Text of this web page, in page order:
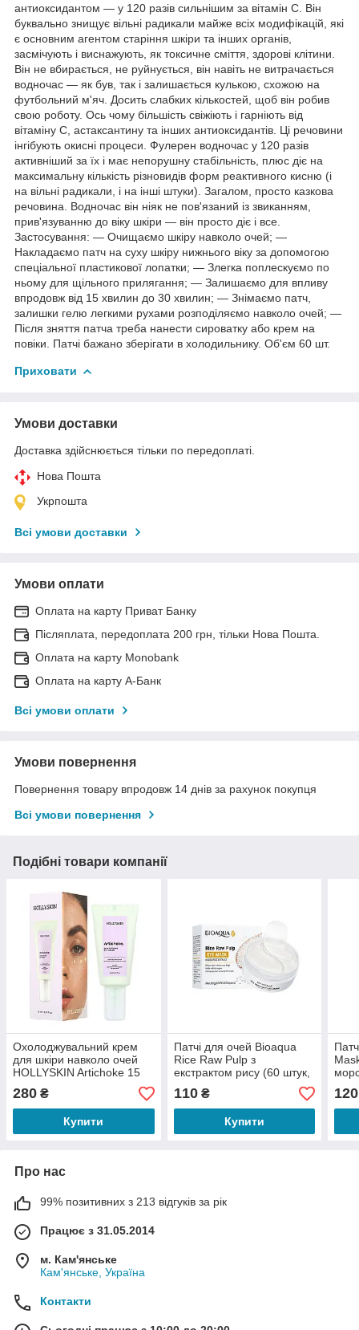
антиоксидантом — у 120 разів сильнішим за вітамін С. Він
буквально знищує вільні радикали майже всіх модифікацій, які
є основним агентом старіння шкіри та інших органів,
засмічують і виснажують, як токсичне сміття, здорові клітини.
Він не вбирається, не руйнується, він навіть не витрачається
водночас — як був, так і залишається кулькою, схожою на
футбольний м'яч. Досить слабких кількостей, щоб він робив
свою роботу. Ось чому більшість свіжіють і гарніють від
вітаміну С, астаксантину та інших антиоксидантів. Ці речовини
інгібують окисні процеси. Фулерен водночас у 120 разів
активніший за їх і має непорушну стабільність, плюс діє на
максимальну кількість різновидів форм реактивного кисню (і
на вільні радикали, і на інші штуки). Загалом, просто казкова
речовина. Водночас він ніяк не пов'язаний із звиканням,
прив'язуванню до віку шкіри — він просто діє і все.
Застосування: — Очищаємо шкіру навколо очей; —
Накладаємо патч на суху шкіру нижнього віку за допомогою
спеціальної пластикової лопатки; — Злегка поплескуємо по
ньому для щільного прилягання; — Залишаємо для впливу
впродовж від 15 хвилин до 30 хвилин; — Знімаємо патч,
залишки гелю легкими рухами розподіляємо навколо очей; —
Після зняття патча треба нанести сироватку або крем на
повіки. Патчі бажано зберігати в холодильнику. Об'єм 60 шт.
Приховати
Умови доставки
Доставка здійснюється тільки по передоплаті.
Нова Пошта
Укрпошта
Всі умови доставки
Умови оплати
Оплата на карту Приват Банку
Післяплата, передоплата 200 грн, тільки Нова Пошта.
Оплата на карту Monobank
Оплата на карту А-Банк
Всі умови оплати
Умови повернення
Повернення товару впродовж 14 днів за рахунок покупця
Всі умови повернення
Подібні товари компанії
Охолоджувальний крем
для шкіри навколо очей
HOLLYSKIN Artichoke 15
мл
280 ₴
Купити
Патчі для очей Bioaqua
Rice Raw Pulp з
екстрактом рису (60 штук,
30 пар)
110₴
Купити
(30
120
Про нас
99% позитивних з 213 відгуків за рік
Працює з 31.05.2014
м. Кам'янське
Кам'янське, Україна
Контакти